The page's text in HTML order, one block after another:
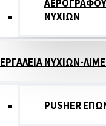
ΑΕΡΟΓΡΑΦΟΥ
ΝΥΧΙΩΝ
ΕΡΓΑΛΕΙΑ ΝΥΧΙΩΝ-
PUSHER